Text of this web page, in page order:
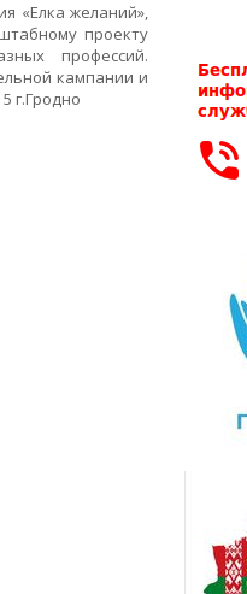
«Елка желаний»,
проекту
профессий.
кампании и
г.Гродно